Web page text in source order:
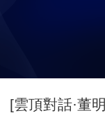
[雲頂對話·董